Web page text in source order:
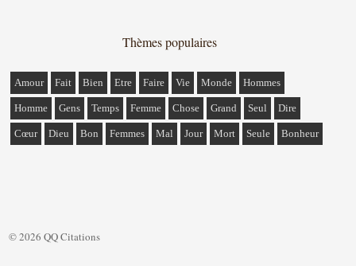
Thèmes populaires
Amour Fait Bien Etre Faire Vie Monde Hommes
Homme Gens Temps Femme Chose Grand Seul Dire
Cœur Dieu Bon Femmes Mal Jour Mort Seule Bonheur
© 2026 QQ Citations